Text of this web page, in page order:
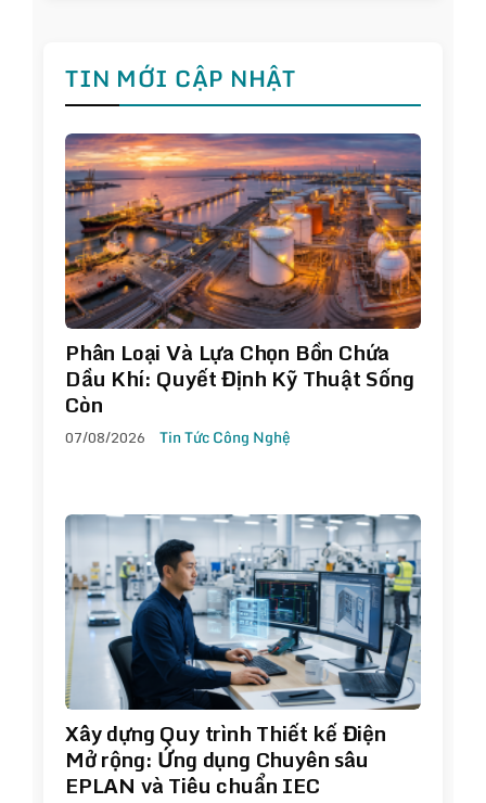
TIN MỚI CẬP NHẬT
Phân Loại Và Lựa Chọn Bồn Chứa
Dầu Khí: Quyết Định Kỹ Thuật Sống
Còn
07/08/2026 Tin Tức Công Nghệ
Xây dựng Quy trình Thiết kế Điện
Mở rộng: Ứng dụng Chuyên sâu
EPLAN và Tiêu chuẩn IEC